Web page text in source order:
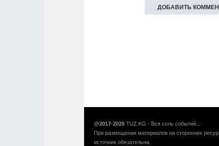
@2017-2026 TUZ.KG - Вся соль событий...
При размещении материалов на сторонних
источник обязательна.